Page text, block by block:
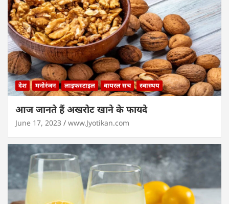
देश मनोरंजन लाइफस्टाइल वायरल सच स्वास्थय
आज जानते हैं अखरोट खाने के फायदे
June 17, 2023 www.Jyotikan.com